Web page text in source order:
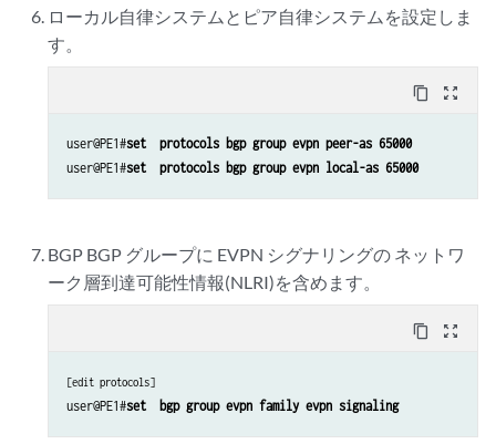
ローカル自律システムとピア自律システムを設定しま
す。
content_copy zoom_out_map
user@PE1#set  protocols bgp group evpn peer-as 65000
user@PE1#set  protocols bgp group evpn local-as 65000
BGP BGP グループに EVPN シグナリングの ネットワ
ーク層到達可能性情報(NLRI)を含めます。
content_copy zoom_out_map
[edit protocols]
user@PE1#set  bgp group evpn family evpn signaling